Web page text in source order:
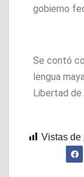
gobierno
Se contó
lengua
Libertad de
Vistas de